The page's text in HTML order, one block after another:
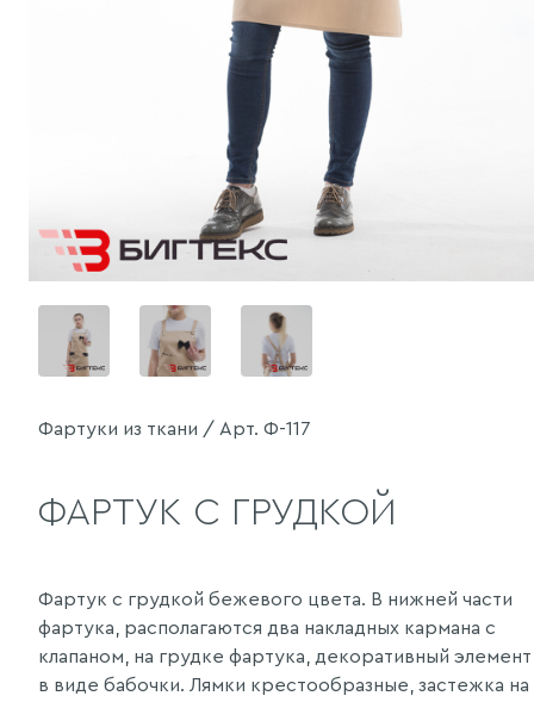
Фартуки из ткани / Арт. Ф-117
ФАРТУК С ГРУДКОЙ
Фартук с грудкой бежевого цвета. В нижней части
фартука, располагаются два накладных кармана с
клапаном, на грудке фартука, декоративный элемент
в виде бабочки. Лямки крестообразные, застежка на